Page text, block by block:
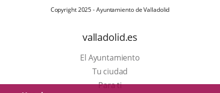
Copyright 2025 - Ayuntamiento de Valladolid
valladolid.es
El Ayuntamiento
Tu ciudad
Para ti